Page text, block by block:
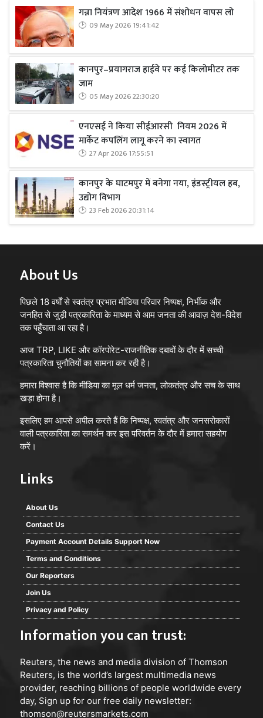
गन्ना नियंत्रण आदेश 1966 में संशोधन वापस लो
09 May 2026 19:41:42
कानपुर–प्रयागराज हाईवे पर कई किलोमीटर तक
जाम
05 May 2026 22:30:20
एनएसई ने किया सीईआरसी नियम 2026 में
मार्केट कपलिंग लागू करने का स्वागत
27 Apr 2026 17:55:51
कानपुर के घाटमपुर में बनेगा नया, इंडस्ट्रीयल हब,
उद्योग विभाग
23 Feb 2026 20:31:14
About Us
पिछले 18 वर्षों से स्वतंत्र प्रभात मीडिया परिवार निष्पक्ष, निर्भीक और
जनहित से जुड़ी पत्रकारिता के माध्यम से आम जनता की आवाज़ देश-विदेश
तक पहुँचाता आ रहा है।
आज TRP, LIKE और कॉरपोरेट-राजनीतिक दबावों के दौर में सच्ची
पत्रकारिता चुनौतियों का सामना कर रही है।
हमारा विश्वास है कि मीडिया का मूल धर्म जनता, लोकतंत्र और सच के साथ
खड़ा होना है।
इसलिए हम आपसे अपील करते हैं कि निष्पक्ष, स्वतंत्र और जनसरोकारों
वाली पत्रकारिता का समर्थन कर इस परिवर्तन के दौर में हमारा सहयोग
करें।
Links
About Us
Contact Us
Payment Account Details Support Now
Terms and Conditions
Our Reporters
Join Us
Privacy and Policy
Information you can trust:
Reuters, the news and media division of Thomson
Reuters, is the world’s largest multimedia news
provider, reaching billions of people worldwide every
day, Sign up for our free daily newsletter:
thomson@reutersmarkets.com